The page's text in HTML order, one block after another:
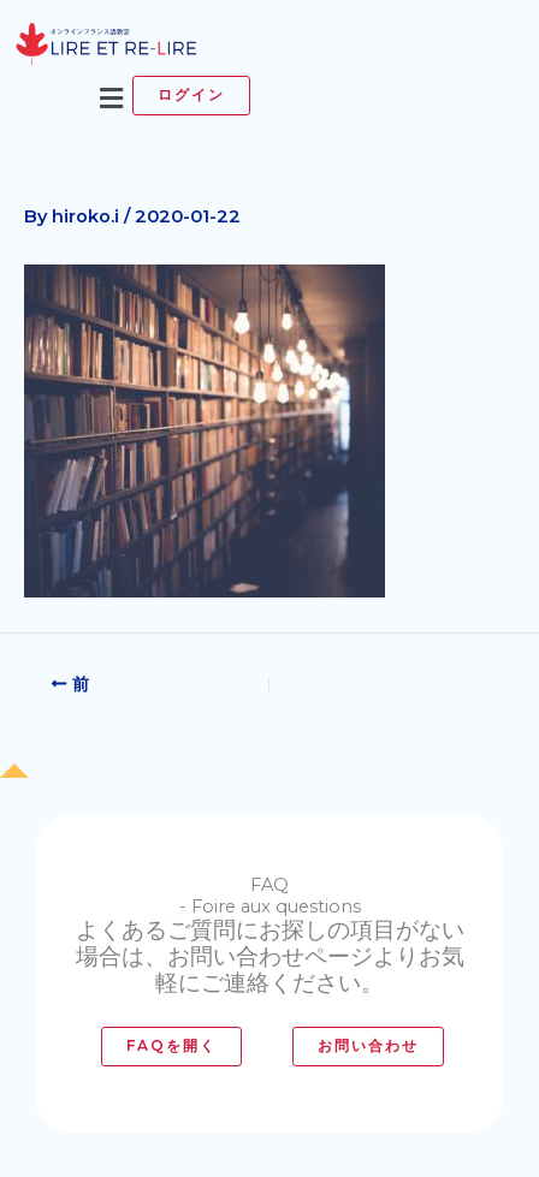
容
メ
ニ
ログイン
By hiroko.i /2020-01-22
前
FAQ
- Foire aux questions
よくあるご質問にお探しの項目がない
場合は、お問い合わせページよりお気
軽にご連絡ください。
FAQを開く お問い合わせ